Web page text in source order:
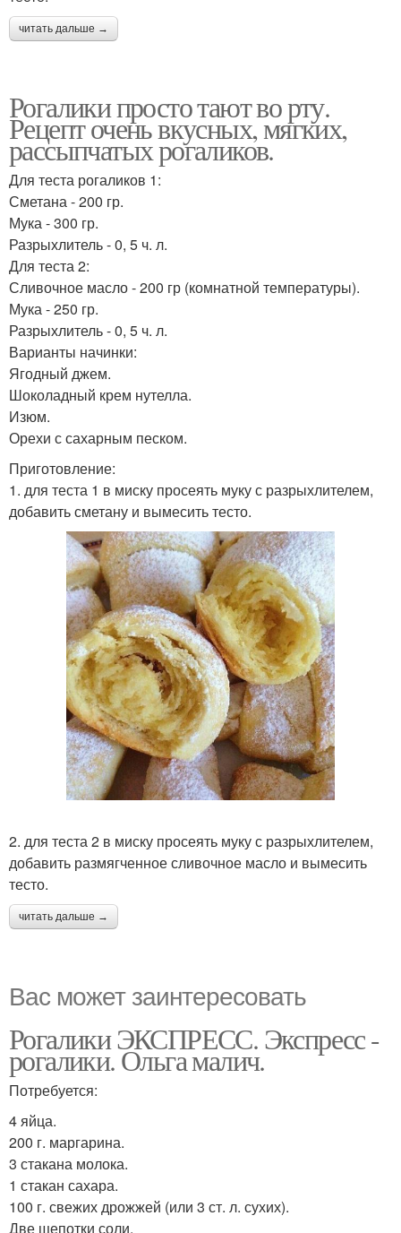
читать дальше →
Рогалики просто тают во рту.
Рецепт очень вкусных, мягких,
рассыпчатых рогаликов.
Для теста рогаликов 1:
Сметана - 200 гр.
Мука - 300 гр.
Разрыхлитель - 0, 5 ч. л.
Для теста 2:
Сливочное масло - 200 гр (комнатной температуры).
Мука - 250 гр.
Разрыхлитель - 0, 5 ч. л.
Варианты начинки:
Ягодный джем.
Шоколадный крем нутелла.
Изюм.
Орехи с сахарным песком.
Приготовление:
1. для теста 1 в миску просеять муку с разрыхлителем,
добавить сметану и вымесить тесто.
2. для теста 2 в миску просеять муку с разрыхлителем,
добавить размягченное сливочное масло и вымесить
тесто.
читать дальше →
Вас может заинтересовать
Рогалики ЭКСПРЕСС. Экспресс -
рогалики. Ольга малич.
Потребуется:
4 яйца.
200 г. маргарина.
3 стакана молока.
1 стакан сахара.
100 г. свежих дрожжей (или 3 ст. л. сухих).
Две щепотки соли.